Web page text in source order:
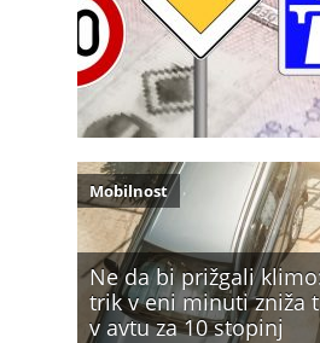
Ne da bi prižgali
trik v eni minuti zniža
v avtu za 10 stopinj
Mobilnost